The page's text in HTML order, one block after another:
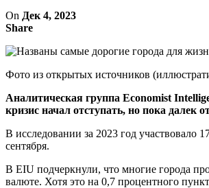
On Дек 4, 2023
Share
Фото из открытых источников
Аналитическая группа Economist
кризис начал отступать, но пока далек
В исследовании за 2023 год участвовало
сентября.
В EIU подчеркнули, что многие города
валюте. Хотя это на 0,7 процентного